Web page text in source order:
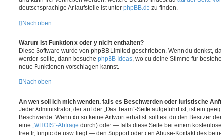
deutschsprachige Anlaufstelle ist unter phpBB.de zu finden.
Nach oben
Warum ist Funktion x oder y nicht enthalten?
Diese Software wurde von phpBB Limited geschrieben. Wenn du denkst,
werden sollte, dann besuche phpBB Ideas , wo du deine Stimme für
neue Funktionen vorschlagen kannst.
Nach oben
An wen soll ich mich wenden, falls es Beschwerden oder juristische
Jeder Administrator, der auf der „Das Team“-Seite aufgeführt ist, ist ein
Beschwerde. Wenn du so keine Antwort erhältst, solltest du den Besitzer
eine „WHOIS“-Abfrage durch) oder — falls diese Seite bei einem
free.fr, funpic.de usw. liegt — den Support oder den Abuse-Kontakt des